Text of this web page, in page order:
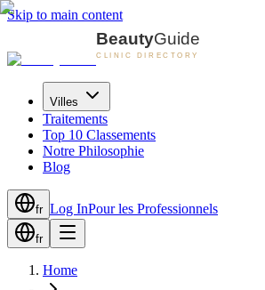
Skip to main content
Villes
Traitements
Top 10 Classements
Notre Philosophie
Blog
fr Log InPour les Professionnels
fr
Home